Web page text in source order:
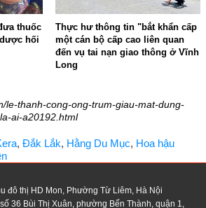
thuốc
hối
Thực hư thông tin "bắt khẩn cấp
một cán bộ cấp cao liên quan
đến vụ tai nạn giao thông ở Vĩnh
Long
le-thanh-cong-ong-trum-giau-mat-dung-
ai-a20192.html
, Đắk Lắk, Hằng Du Mục, Hoa hậu
đô thị HD Mon, Phường Từ Liêm, Hà Nội
36 Bùi Thị Xuân, phường Bến Thành, quận 1,